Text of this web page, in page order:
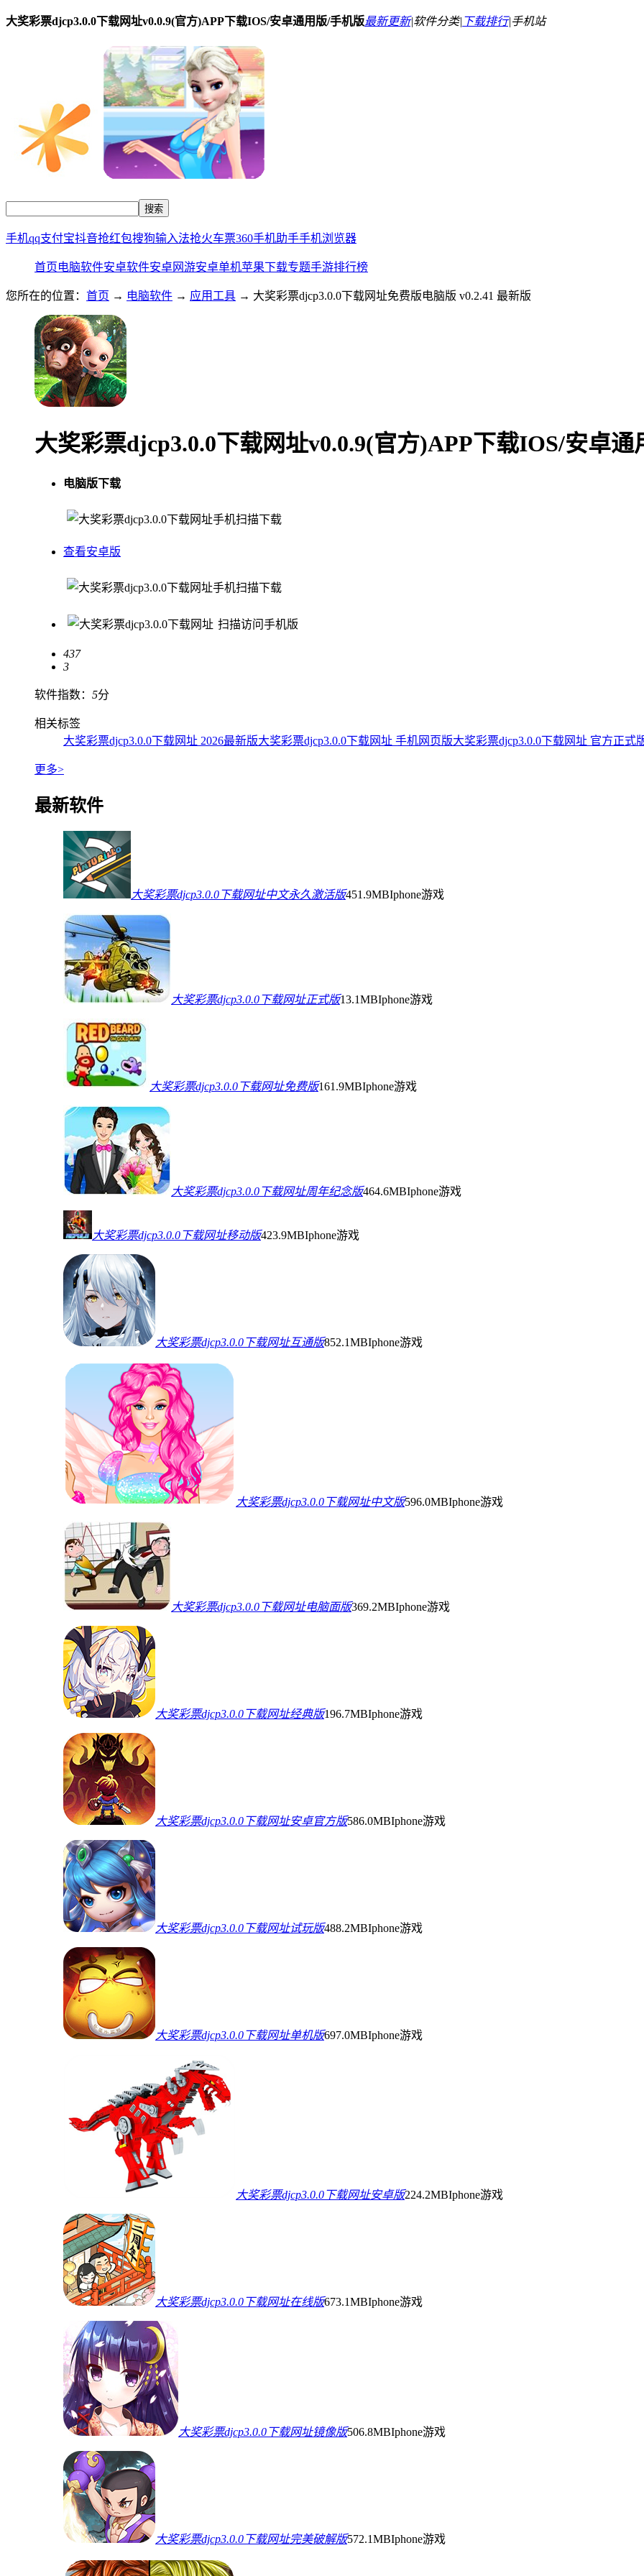
大奖彩票djcp3.0.0下载网址v0.0.9(官方)APP下载IOS/安卓通用版/手机版最新更新|软件分类| 下载排行|手机站
手机qq支付宝抖音抢红包搜狗输入法抢火车票360手机助手手机浏览器
首页电脑软件安卓软件安卓网游安卓单机苹果下载专题手游排行榜
您所在的位置： 首页 → 电脑软件 → 应用工具 → 大奖彩票djcp3.0.0下载网址免费版电脑版 v0.2.41 最新版
大奖彩票djcp3.0.0下载网址v0.0.9(官方)APP下载IOS/安卓通
电脑版下载
手机扫描下载
查看安卓版
手机扫描下载
扫描访问手机版
437
3
软件指数： 5分
相关标签
大奖彩票djcp3.0.0下载网址 2026最新版大奖彩票djcp3.0.0下载网址 手机网页版大奖彩票djcp3.0.0下载网址 官方正式
更多>
最新软件
大奖彩票djcp3.0.0下载网址中文永久激活版451.9MBIphone游戏
大奖彩票djcp3.0.0下载网址正式版13.1MBIphone游戏
大奖彩票djcp3.0.0下载网址免费版161.9MBIphone游戏
大奖彩票djcp3.0.0下载网址周年纪念版464.6MBIphone游戏
大奖彩票djcp3.0.0下载网址移动版423.9MBIphone游戏
大奖彩票djcp3.0.0下载网址互通版852.1MBIphone游戏
大奖彩票djcp3.0.0下载网址中文版596.0MBIphone游戏
大奖彩票djcp3.0.0下载网址电脑面版369.2MBIphone游戏
大奖彩票djcp3.0.0下载网址经典版196.7MBIphone游戏
大奖彩票djcp3.0.0下载网址安卓官方版586.0MBIphone游戏
大奖彩票djcp3.0.0下载网址试玩版488.2MBIphone游戏
大奖彩票djcp3.0.0下载网址单机版697.0MBIphone游戏
大奖彩票djcp3.0.0下载网址安卓版224.2MBIphone游戏
大奖彩票djcp3.0.0下载网址在线版673.1MBIphone游戏
大奖彩票djcp3.0.0下载网址镜像版506.8MBIphone游戏
大奖彩票djcp3.0.0下载网址完美破解版572.1MBIphone游戏